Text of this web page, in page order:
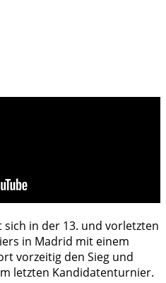
in der 13. und vorletzten
in Madrid mit einem
vorzeitig den Sieg und
letzten Kandidatenturnier.